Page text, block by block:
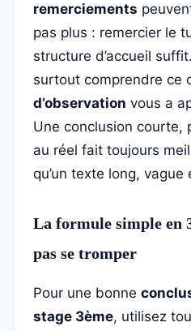
remerciements
pas plus : remercier le
structure d’accueil
surtout comprendre ce
d’observation vous a
Une conclusion courte,
au réel fait toujours
qu’un texte long,
La formule simple en
pas se tromper
Pour une bonne
stage 3ème, utilisez